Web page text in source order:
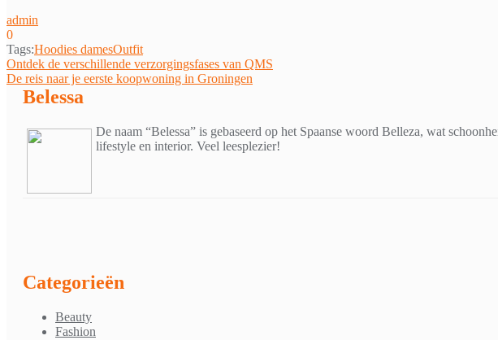
admin
0
Tags:Hoodies damesOutfit
Bericht
navigatie
Ontdek de verschillende verzorgingsfases van QMS
De reis naar je eerste koopwoning in Groningen
Belessa
De naam “Belessa” is gebaseerd op het Spaanse woord Belleza, wat
lifestyle en interior. Veel leesplezier!
Categorieën
Beauty
Fashion